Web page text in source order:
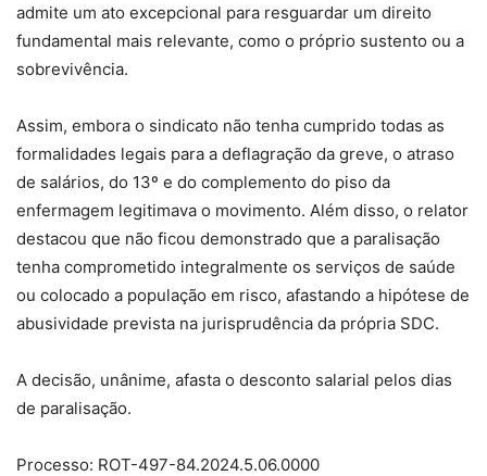
admite um ato excepcional para resguardar um direito
fundamental mais relevante, como o próprio sustento ou a
sobrevivência.
Assim, embora o sindicato não tenha cumprido todas as
formalidades legais para a deflagração da greve, o atraso
de salários, do 13º e do complemento do piso da
enfermagem legitimava o movimento. Além disso, o relator
destacou que não ficou demonstrado que a paralisação
tenha comprometido integralmente os serviços de saúde
ou colocado a população em risco, afastando a hipótese de
abusividade prevista na jurisprudência da própria SDC.
A decisão, unânime, afasta o desconto salarial pelos dias
de paralisação.
Processo: ROT-497-84.2024.5.06.0000